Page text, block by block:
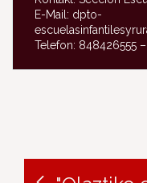
E-Mail: dpto-
Telefon: 848426555